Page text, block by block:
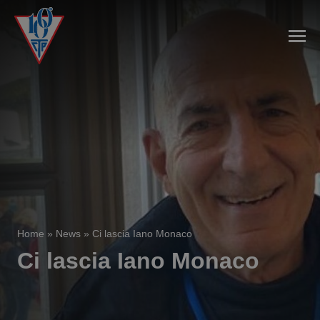
Home » News » Ci lascia Iano Monaco
Ci lascia Iano Monaco